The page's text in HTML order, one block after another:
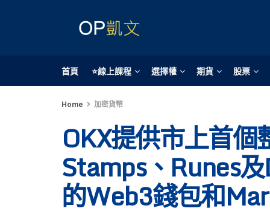
首頁 ⭐線上課程 選擇權 期貨 股票
Home 加密貨幣
OKX提供市上首
Stamps、Runes
的Web3錢包和